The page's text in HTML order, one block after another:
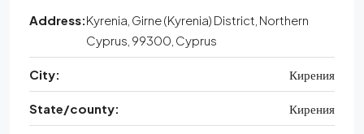
Address:Kyrenia, Girne (Kyrenia) District, Northern
Cyprus, 99300, Cyprus
City: Кирения
State/county: Кирения